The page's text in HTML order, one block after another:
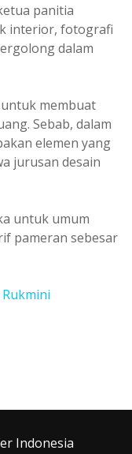
panitia
interior, fotografi
dalam
membuat
Sebab, dalam
elemen yang
jurusan desain
untuk umum
pameran sebesar
Indonesia